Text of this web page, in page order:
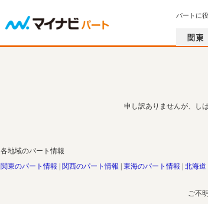
パートに
申し訳ありませんが、し
各地域のパート情報
関東のパート情報
関西のパート情報 東海のパート情報 北海道
ご不